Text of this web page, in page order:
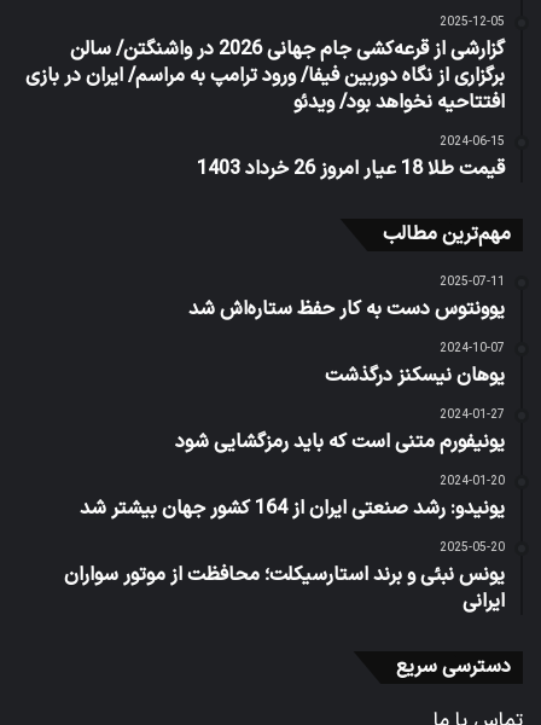
2025-12-05
گزارشی از قرعه‌کشی جام جهانی 2026 در واشنگتن/ سالن
برگزاری از نگاه دوربین فیفا/ ورود ترامپ به مراسم/ ایران در بازی
افتتاحیه نخواهد بود/ ویدئو
2024-06-15
قیمت طلا 18 عیار امروز 26 خرداد 1403
مهم‌ترین مطالب
2025-07-11
یوونتوس دست به کار حفظ ستاره‌اش شد
2024-10-07
یوهان نیسکنز درگذشت
2024-01-27
یونیفورم متنی است که باید رمزگشایی شود
2024-01-20
یونیدو: رشد صنعتی ایران از 164 کشور جهان بیشتر شد
2025-05-20
یونس نبئی و برند استارسیکلت؛ محافظت از موتور سواران
ایرانی
دسترسی سریع